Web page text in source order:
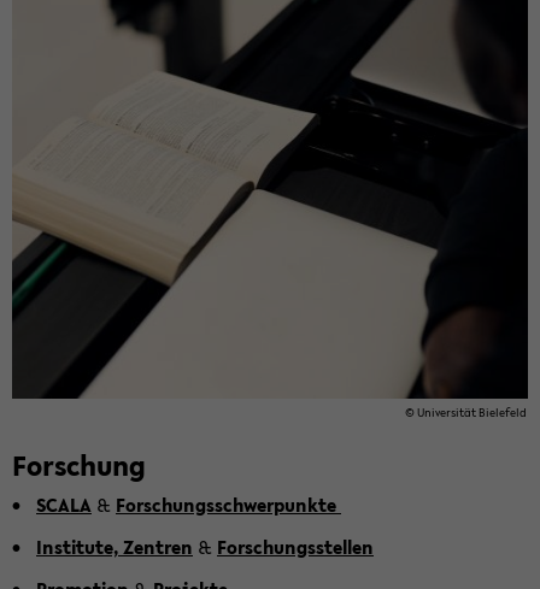
© Uni­ver­si­tät Bie­le­feld
For­schung
SCALA & For­schungs­schwer­punk­te
In­sti­tu­te, Zen­tren & For­schungs­stel­len